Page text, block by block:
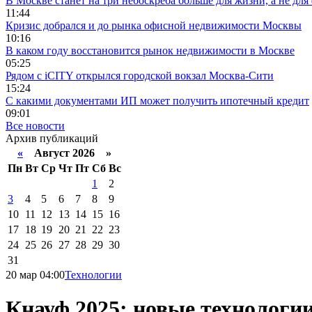
11:44
Кризис добрался и до рынка офисной недвижимости Москвы
10:16
В каком году восстановится рынок недвижимости в Москве
05:25
Рядом с iCITY открылся городской вокзал Москва-Сити
15:24
С какими документами ИП может получить ипотечный кредит
09:01
Все новости
Архив публикаций
« Август 2026 »
Пн Вт Ср Чт Пт Сб Вс
1
2
3
4 5 6 7 8
9
10 11 12 13 14 15 16
17 18 19 20 21 22 23
24 25 26 27 28 29 30
31
20 мар 04:00Технологии